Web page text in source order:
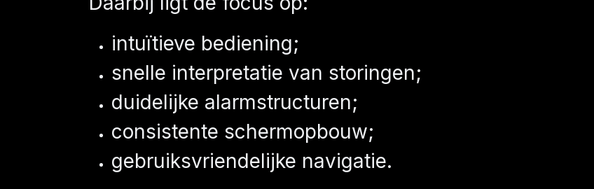
intuïtieve bediening;
snelle interpretatie van storingen;
duidelijke alarmstructuren;
consistente schermopbouw;
gebruiksvriendelijke navigatie.